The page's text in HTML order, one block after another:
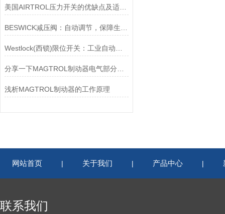
美国AIRTROL压力开关的优缺点及适用范围讲解
浅析MAGTROL制动器的工作原理
网站首页 | 关于我们 | 产品中心 |
联系我们